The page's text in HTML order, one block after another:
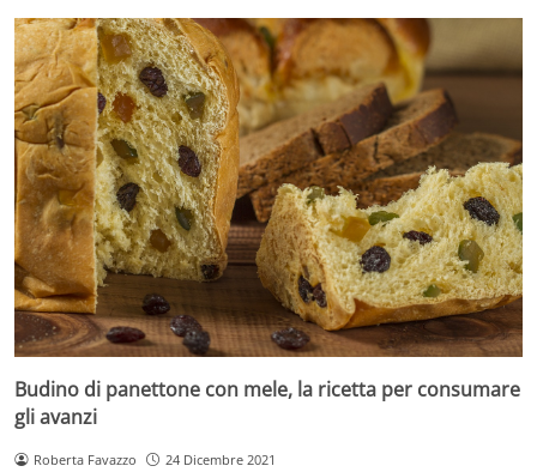
Budino di panettone con mele, la ricetta per consumare
gli avanzi
Roberta Favazzo 24 Dicembre 2021